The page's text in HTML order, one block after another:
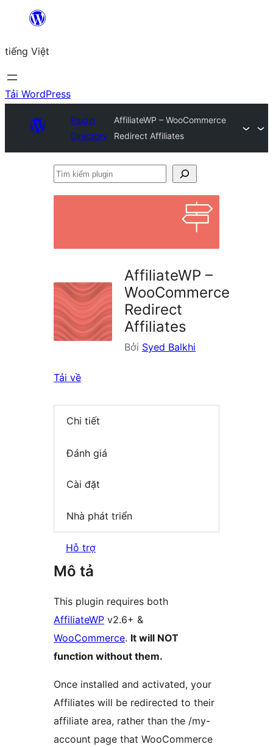
Chuyển
phần
nội
dung
tiếng Việt
Tải WordPress
Plugin
Directory
AffiliateWP – WooCommerce
Redirect Affiliates
Tìm
AffiliateWP –
WooCommerce
Redirect
Affiliates
Bởi Syed Balkhi
Tải về
Chi tiết
Đánh giá
Cài đặt
Nhà phát triển
Hỗ trợ
Mô tả
This plugin requires both
AffiliateWP v2.6+ &
WooCommerce. It will NOT
function without them.
Once installed and activated, your
Affiliates will be redirected to their
affiliate area, rather than the /my-
account page that WooCommerce